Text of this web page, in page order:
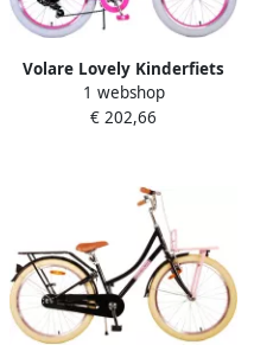
Volare Lovely Kinderfiets
Meisjes 20 inch Roze 6
versnellingen
1 webshop
€ 202,66